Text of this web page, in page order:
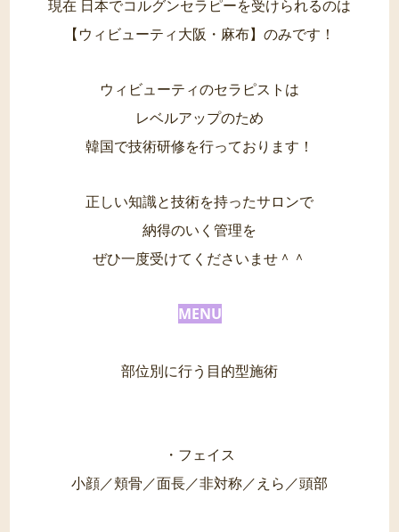
現在 日本でコルグンセラピーを受けられるのは
【ウィビューティ大阪・麻布】のみです！
ウィビューティのセラピストは
レベルアップのため
韓国で技術研修を行っております！
正しい知識と技術を持ったサロンで
納得のいく管理を
ぜひ一度受けてくださいませ＾＾
MENU
部位別に行う目的型施術
・フェイス
小顔／頬骨／面長／非対称／えら／頭部